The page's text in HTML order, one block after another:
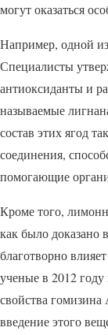
могут оказаться
Например, одной
Специалисты
антиоксиданты и
называемые
состав этих ягод
соединения,
помогающие
Кроме того,
как было доказано
благотворно
ученые в 2012
свойства
введение этого